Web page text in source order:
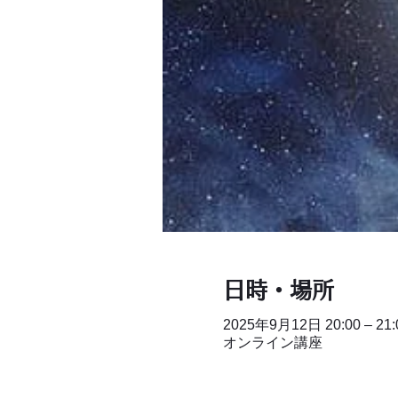
日時・場所
2025年9月12日 20:00 –
オンライン講座